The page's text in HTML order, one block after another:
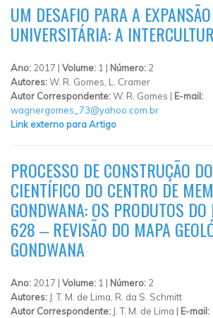
UM DESAFIO PARA A EXPANSÃO
UNIVERSITÁRIA: A
Ano: 2017 | Volume: 1 | Número: 2
Autores:W. R. Gomes, L. Cramer
Autor Correspondente:W. R. Gomes | E-mail:
wagnergomes_73@yahoo.com.br
Link externo para Artigo
PROCESSO DE CONSTRUÇÃO
CIENTÍFICO DO CENTRO DE
GONDWANA: OS PRODUTOS DO
628 ‒ REVISÃO DO MAPA
GONDWANA
Ano: 2017 | Volume: 1 | Número: 2
Autores: J. T. M. de Lima, R. da S. Schmitt
Autor Correspondente: J. T. M. de Lima | E-mail: